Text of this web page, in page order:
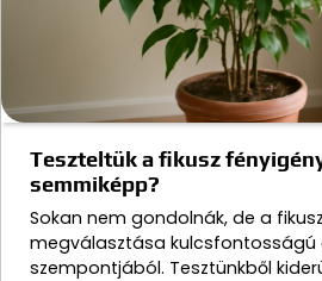
Teszteltük a fikusz
semmiképp?
Sokan nem gondolnák, de a
megválasztása kulcsfontosságú
szempontjából. Tesztünkből